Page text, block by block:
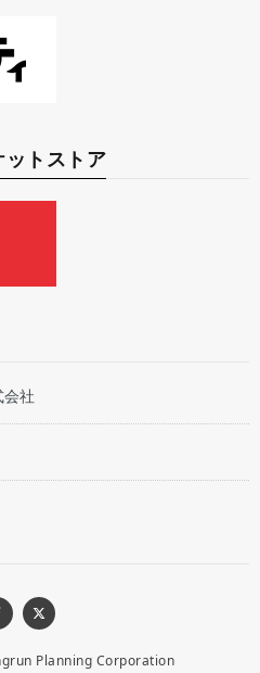
トストア
社
Planning Corporation